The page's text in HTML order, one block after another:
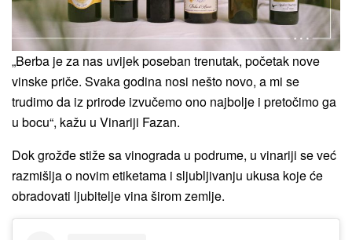
„Berba je za nas uvijek poseban trenutak, početak nove
vinske priče. Svaka godina nosi nešto novo, a mi se
trudimo da iz prirode izvučemo ono najbolje i pretočimo ga
u bocu“, kažu u Vinariji Fazan.
Dok grožđe stiže sa vinograda u podrume, u vinariji se već
razmišlja o novim etiketama i sljubljivanju ukusa koje će
obradovati ljubitelje vina širom zemlje.